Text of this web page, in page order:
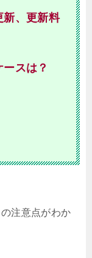
新、更新料
スは？
注意点がわか